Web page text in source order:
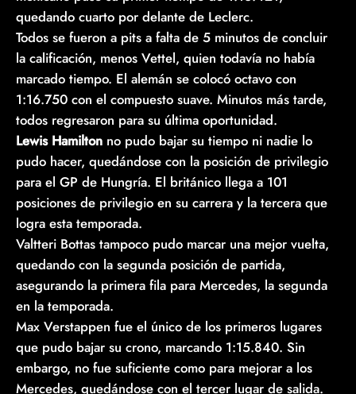
quedando cuarto por delante de Leclerc.
Todos se fueron a pits a falta de 5 minutos de concluir
la calificación, menos Vettel, quien todavía no había
marcado tiempo. El alemán se colocó octavo con
1:16.750 con el compuesto suave. Minutos más tarde,
todos regresaron para su última oportunidad.
Lewis Hamilton no pudo bajar su tiempo ni nadie lo
pudo hacer, quedándose con la posición de privilegio
para el GP de Hungría. El británico llega a 101
posiciones de privilegio en su carrera y la tercera que
logra esta temporada.
Valtteri Bottas tampoco pudo marcar una mejor vuelta,
quedando con la segunda posición de partida,
asegurando la primera fila para Mercedes, la segunda
en la temporada.
Max Verstappen fue el único de los primeros lugares
que pudo bajar su crono, marcando 1:15.840. Sin
embargo, no fue suficiente como para mejorar a los
Mercedes, quedándose con el tercer lugar de salida.